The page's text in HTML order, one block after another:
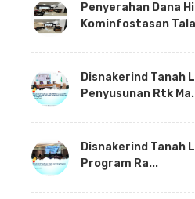
Penyerahan Dana
Kominfostasan
Disnakerind Tanah
Penyusunan Rtk
Disnakerind Tanah
Program Ra...